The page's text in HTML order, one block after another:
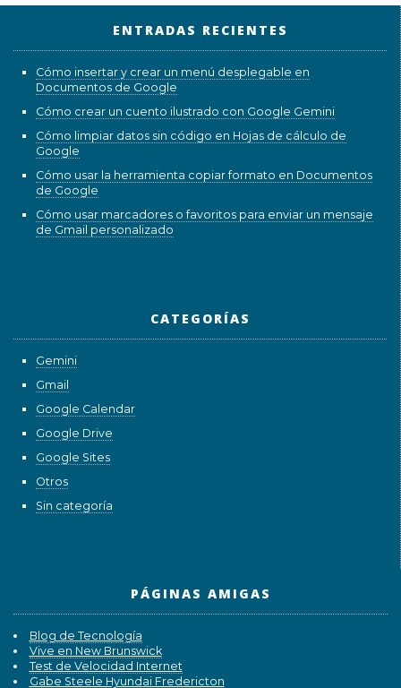
ENTRADAS RECIENTES
Cómo insertar y crear un menú desplegable en
Documentos de Google
Cómo crear un cuento ilustrado con Google Gemini
Cómo limpiar datos sin código en Hojas de cálculo de
Google
Cómo usar la herramienta copiar formato en Documentos
de Google
Cómo usar marcadores o favoritos para enviar un mensaje
de Gmail personalizado
CATEGORÍAS
Gemini
Gmail
Google Calendar
Google Drive
Google Sites
Otros
Sin categoría
PÁGINAS AMIGAS
Blog de Tecnología
Vive en New Brunswick
Test de Velocidad Internet
Gabe Steele Hyundai Fredericton